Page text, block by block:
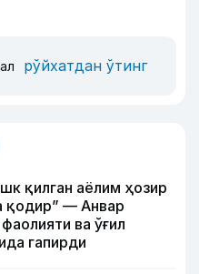
рўйхатдан ўтинг
қилган аёлим ҳозир
қодир” — Анвар
ва ўғил
гапирди